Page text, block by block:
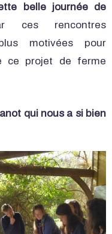
belle journée de
ces rencontres
motivées pour
ce projet de ferme
qui nous a si bien